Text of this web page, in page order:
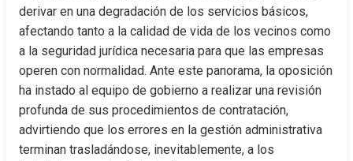
derivar en una degradación de los servicios básicos,
afectando tanto a la calidad de vida de los vecinos como
a la seguridad jurídica necesaria para que las empresas
operen con normalidad. Ante este panorama, la oposición
ha instado al equipo de gobierno a realizar una revisión
profunda de sus procedimientos de contratación,
advirtiendo que los errores en la gestión administrativa
terminan trasladándose, inevitablemente, a los